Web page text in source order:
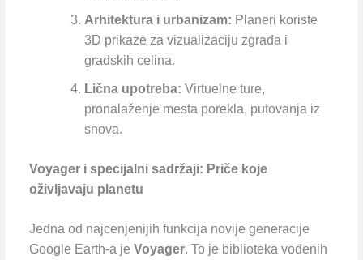
Arhitektura i urbanizam: Planeri koriste
3D prikaze za vizualizaciju zgrada i
gradskih celina.
Lična upotreba: Virtuelne ture,
pronalaženje mesta porekla, putovanja iz
snova.
Voyager i specijalni sadržaji: Priče koje
oživljavaju planetu
Jedna od najcenjenijih funkcija novije generacije
Google Earth-a je Voyager. To je biblioteka vođenih